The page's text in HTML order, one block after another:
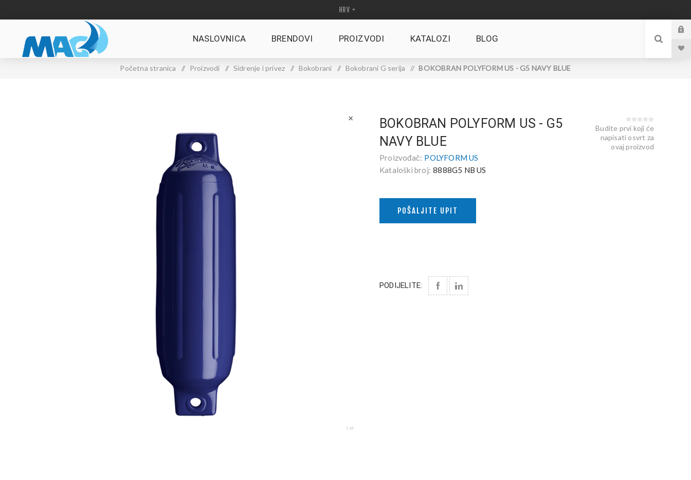
NASLOVNICA BRENDOVI PROIZVODI KATALOZI BLOG
Početna stranica / Proizvodi / Sidrenje i privez / Bokobrani / Bokobrani G serija / BOKOBRAN POLYFORM US - G5 NAVY BLUE
BOKOBRAN POLYFORM US - G5
NAVY BLUE
Proizvođač: POLYFORM US
Kataloški broj: 8888G5 NB US
Budite prvi koji će
napisati osvrt za
ovaj proizvod
POŠALJITE UPIT
PODIJELITE: